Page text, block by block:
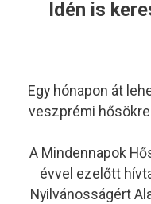
Idén is
Egy hónapon át
veszprémi
A Mindennapok
évvel ezelőtt
Nyilvánosságért